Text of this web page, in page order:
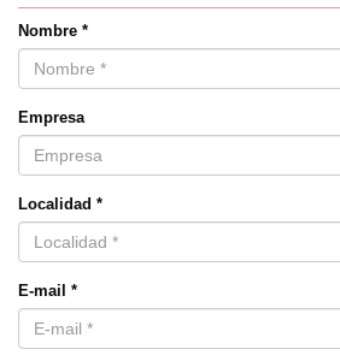
Nombre *
Empresa
Localidad *
E-mail *